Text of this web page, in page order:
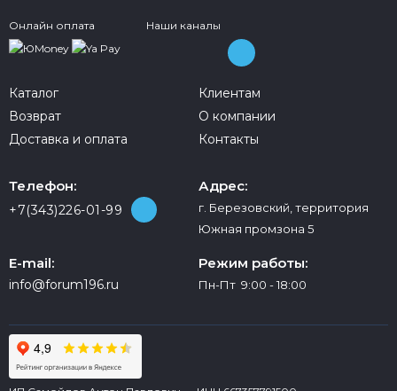
Онлайн оплата Наши каналы
Каталог
Возврат
Доставка и оплата
Клиентам
О компании
Контакты
Телефон:
+7(343)226-01-99
Адрес:
г. Березовский, территория
Южная промзона 5
E-mail:
info@forum196.ru
Режим работы:
Пн-Пт 9:00 - 18:00